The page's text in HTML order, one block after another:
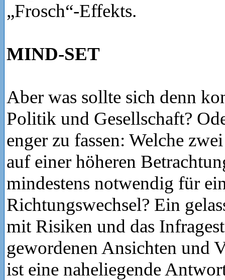
„Frosch“-Effekts.
MIND-SET
Aber was sollte sich denn
Politik und Gesellschaft?
enger zu fassen: Welche
auf einer höheren
mindestens notwendig für
Richtungswechsel? Ein
mit Risiken und das
gewordenen Ansichten und
ist eine naheliegende